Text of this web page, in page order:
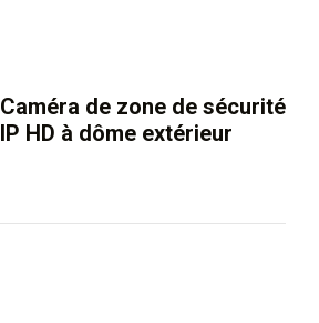
Caméra de zone de sécurité
IP HD à dôme extérieur